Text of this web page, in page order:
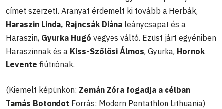
címet szerzett. Aranyat érdemelt ki tovább a Herbák,
Haraszin Linda, Rajncsák Diána leánycsapat és a
Haraszin, Gyurka Hugó vegyes váltó. Ezüst járt egyéniben
Haraszinnak és a Kiss-Szőlösi Álmos, Gyurka, Hornok
Levente fiútriónak.
(Kiemelt képünkön: Zemán Zóra fogadja a célban
Tamás Botondot Forrás: Modern Pentathlon Lithuania)